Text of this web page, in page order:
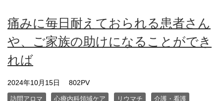
痛みに毎日耐えておられる患者さん
や、ご家族の助けになることができ
れば
2024年10月15日 802PV
訪問アロマ 心療内科領域ケア リウマチ 介護・看護